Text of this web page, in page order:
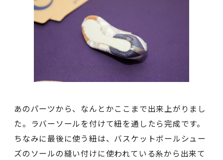
あのパーツから、なんとかここまで出来上がりまし
た。ラバーソールを付けて紐を通したら完成です。
ちなみに最後に使う紐は、バスケットボールシュー
ズのソールの縫い付けに使われている糸から出来て